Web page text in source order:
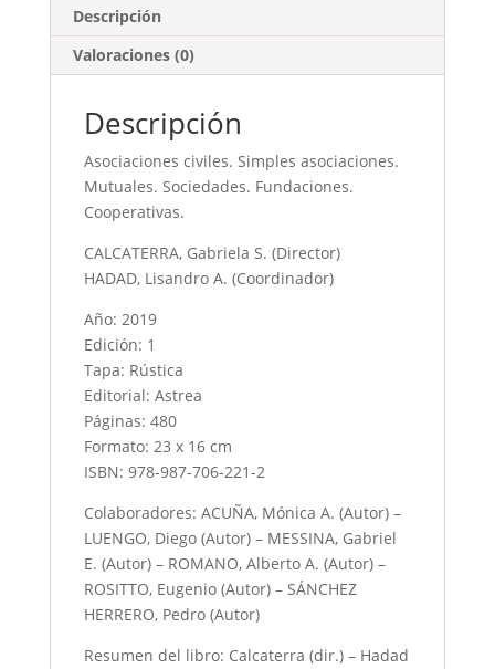
Descripción
Valoraciones (0)
Descripción
Asociaciones civiles. Simples asociaciones.
Mutuales. Sociedades. Fundaciones.
Cooperativas.
CALCATERRA, Gabriela S. (Director)
HADAD, Lisandro A. (Coordinador)
Año: 2019
Edición: 1
Tapa: Rústica
Editorial: Astrea
Páginas: 480
Formato: 23 x 16 cm
ISBN: 978-987-706-221-2
Colaboradores: ACUÑA, Mónica A. (Autor) –
LUENGO, Diego (Autor) – MESSINA, Gabriel
E. (Autor) – ROMANO, Alberto A. (Autor) –
ROSITTO, Eugenio (Autor) – SÁNCHEZ
HERRERO, Pedro (Autor)
Resumen del libro: Calcaterra (dir.) – Hadad